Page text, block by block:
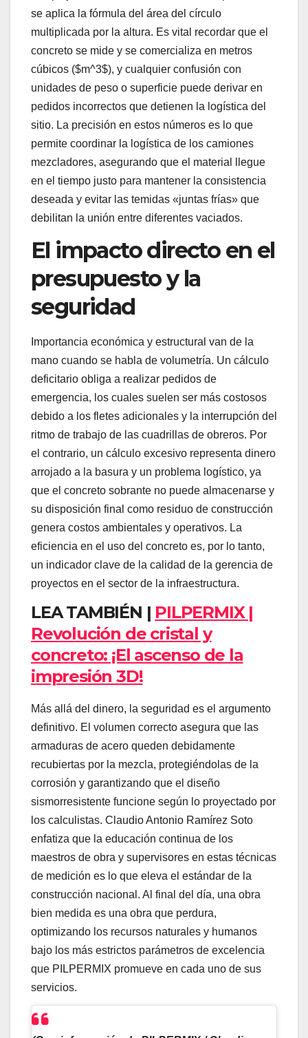
se aplica la fórmula del área del círculo
multiplicada por la altura. Es vital recordar que el
concreto se mide y se comercializa en metros
cúbicos ($m^3$), y cualquier confusión con
unidades de peso o superficie puede derivar en
pedidos incorrectos que detienen la logística del
sitio. La precisión en estos números es lo que
permite coordinar la logística de los camiones
mezcladores, asegurando que el material llegue
en el tiempo justo para mantener la consistencia
deseada y evitar las temidas «juntas frías» que
debilitan la unión entre diferentes vaciados.
El impacto directo en el
presupuesto y la
seguridad
Importancia económica y estructural van de la
mano cuando se habla de volumetría. Un cálculo
deficitario obliga a realizar pedidos de
emergencia, los cuales suelen ser más costosos
debido a los fletes adicionales y la interrupción del
ritmo de trabajo de las cuadrillas de obreros. Por
el contrario, un cálculo excesivo representa dinero
arrojado a la basura y un problema logístico, ya
que el concreto sobrante no puede almacenarse y
su disposición final como residuo de construcción
genera costos ambientales y operativos. La
eficiencia en el uso del concreto es, por lo tanto,
un indicador clave de la calidad de la gerencia de
proyectos en el sector de la infraestructura.
LEA TAMBIÉN | PILPERMIX |
Revolución de cristal y
concreto: ¡El ascenso de la
impresión 3D!
Más allá del dinero, la seguridad es el argumento
definitivo. El volumen correcto asegura que las
armaduras de acero queden debidamente
recubiertas por la mezcla, protegiéndolas de la
corrosión y garantizando que el diseño
sismorresistente funcione según lo proyectado por
los calculistas. Claudio Antonio Ramírez Soto
enfatiza que la educación continua de los
maestros de obra y supervisores en estas técnicas
de medición es lo que eleva el estándar de la
construcción nacional. Al final del día, una obra
bien medida es una obra que perdura,
optimizando los recursos naturales y humanos
bajo los más estrictos parámetros de excelencia
que PILPERMIX promueve en cada uno de sus
servicios.